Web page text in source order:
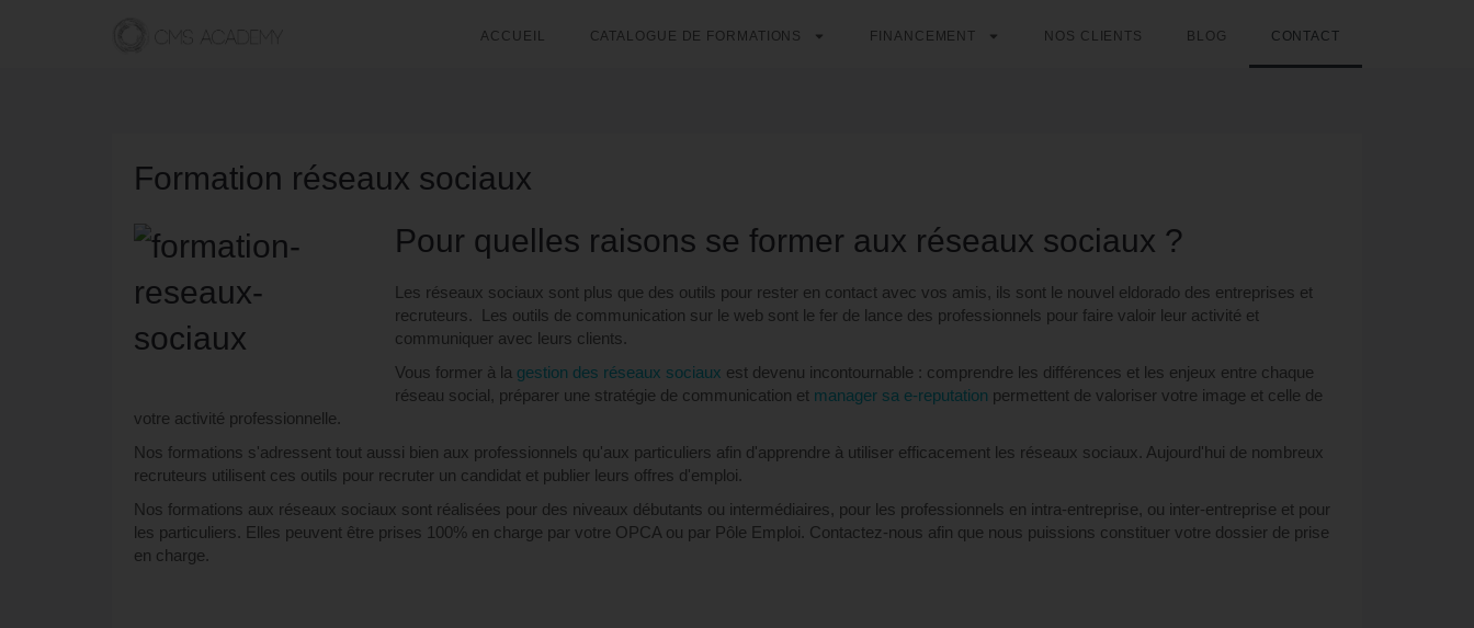
ACCUEIL CATALOGUE DE FORMATIONS FINANCEMENT NOS CLIENTS BLOG CONTACT
Formation réseaux sociaux
Pour quelles raisons se former aux réseaux sociaux ?
Les réseaux sociaux sont plus que des outils pour rester en contact avec vos amis, ils sont le nouvel eldorado des entreprises et
recruteurs. Les outils de communication sur le web sont le fer de lance des professionnels pour faire valoir leur activité et
communiquer avec leurs clients.
Vous former à la gestion des réseaux sociaux est devenu incontournable : comprendre les différences et les enjeux entre chaque
réseau social, préparer une stratégie de communication et manager sa e-reputation permettent de valoriser votre image et celle de
votre activité professionnelle.
Nos formations s'adressent tout aussi bien aux professionnels qu'aux particuliers afin d'apprendre à utiliser efficacement les réseaux sociaux. Aujourd'hui de nombreux
recruteurs utilisent ces outils pour recruter un candidat et publier leurs offres d'emploi.
Nos formations aux réseaux sociaux sont réalisées pour des niveaux débutants ou intermédiaires, pour les professionnels en intra-entreprise, ou inter-entreprise et pour
les particuliers. Elles peuvent être prises 100% en charge par votre OPCA ou par Pôle Emploi. Contactez-nous afin que nous puissions constituer votre dossier de prise
en charge.